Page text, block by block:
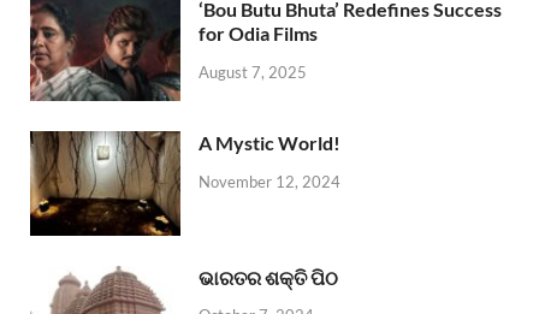
‘Bou Butu Bhuta’ Redefines Success
for Odia Films
August 7, 2025
A Mystic World!
November 12, 2024
ଭାରତର ଶକ୍ତି ପିଠ